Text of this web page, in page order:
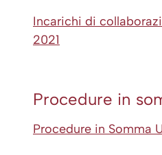
Incarichi di
2021
Procedure in
Procedure in Somma